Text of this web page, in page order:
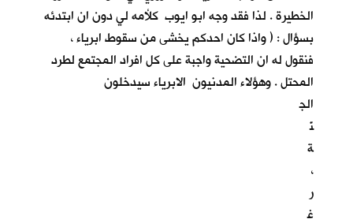
الخطيرة . لذا فقد وجه ابو ايوب كلأمه لي دون ان ابتدئه
بسؤال : ( واذا كان احدكم يخشى من سقوط ابرياء ،
فنقول له ان التضحية واجبة على كل افراد المجتمع لطرد
المحتل . وهؤلاء المدنيون الابرياء سيدخلون
الج
نّ
ة
،
ر